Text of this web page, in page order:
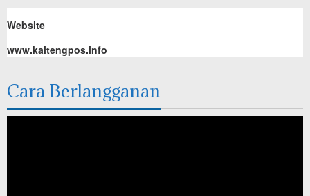
Website
www.kaltengpos.info
Cara Berlangganan